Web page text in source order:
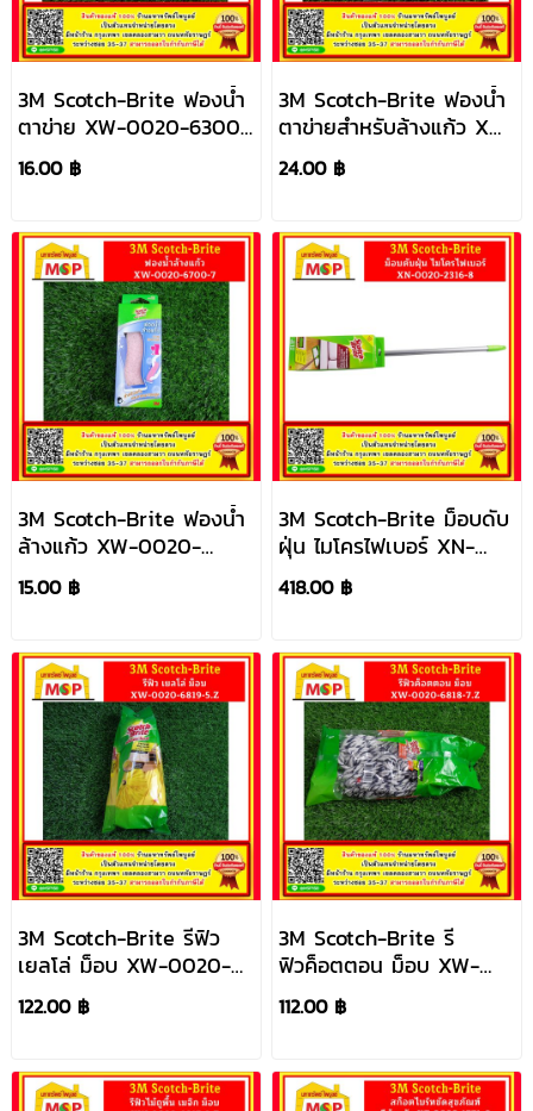
3M Scotch-Brite ฟองน้ำ
ตาข่าย XW-0020-6300-
6.Z
16.00 ฿
3M Scotch-Brite ฟองน้ำ
ตาข่ายสำหรับล้างแก้ว XN-
0020-1691-5
24.00 ฿
3M Scotch-Brite ฟองน้ำ
ล้างแก้ว XW-0020-
6700-7
15.00 ฿
3M Scotch-Brite ม็อบดับ
ฝุ่น ไมโครไฟเบอร์ XN-
0020-2316-8
418.00 ฿
3M Scotch-Brite รีฟิว
เยลโล่ ม็อบ XW-0020-
6819-5.Z
122.00 ฿
3M Scotch-Brite รี
ฟิวค็อตตอน ม็อบ XW-
0020-6818-7.Z
112.00 ฿